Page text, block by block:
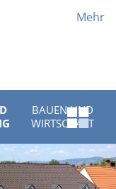
Mehr
BAUEN UND
WIRTSCHAFT
Menü
öffnen